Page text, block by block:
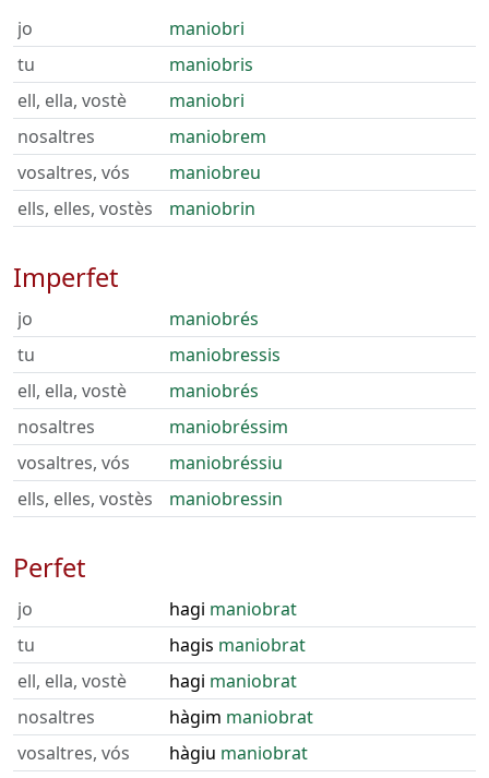
jo
maniobri
tu
maniobris
ell, ella, vostè
maniobri
nosaltres
maniobrem
vosaltres, vós
maniobreu
ells, elles, vostès
maniobrin
Imperfet
jo
maniobrés
tu
maniobressis
ell, ella, vostè
maniobrés
nosaltres
maniobréssim
vosaltres, vós
maniobréssiu
ells, elles, vostès
maniobressin
Perfet
jo hagi maniobrat
tu
hagis maniobrat
ell, ella, vostè
hagi maniobrat
nosaltres
hàgim maniobrat
vosaltres, vós
hàgiu maniobrat